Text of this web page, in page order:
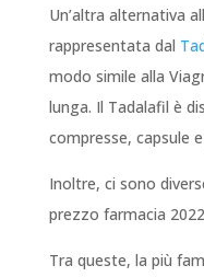
Un’altra alternativa
rappresentata dal
modo simile alla
lunga. Il Tadalafil è
compresse, capsule
Inoltre, ci sono
prezzo farmacia
Tra queste, la più